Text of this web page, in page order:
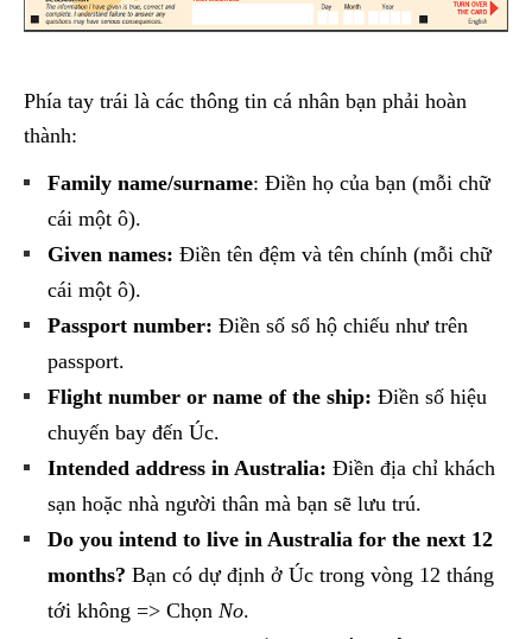
Phía tay trái là các thông tin cá nhân bạn phải hoàn
thành:
Family name/surname: Điền họ của bạn (mỗi chữ
cái một ô).
Given names: Điền tên đệm và tên chính (mỗi chữ
cái một ô).
Passport number: Điền số sổ hộ chiếu như trên
passport.
Flight number or name of the ship: Điền số hiệu
chuyến bay đến Úc.
Intended address in Australia: Điền địa chỉ khách
sạn hoặc nhà người thân mà bạn sẽ lưu trú.
Do you intend to live in Australia for the next 12
months? Bạn có dự định ở Úc trong vòng 12 tháng
tới không => Chọn No.